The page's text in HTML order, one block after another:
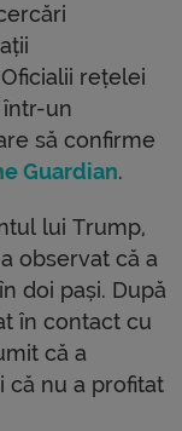
rețelei
un
să confirme
Guardian.
lui Trump,
observat că a
doi pași. După
în contact cu
că a
că nu a profitat